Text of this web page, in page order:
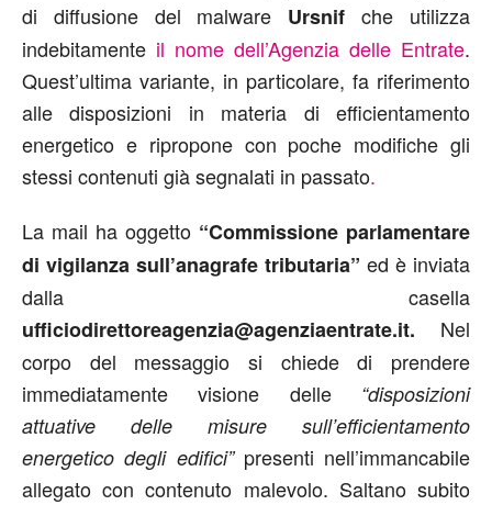
di diffusione del malware Ursnif che utilizza
indebitamente il nome dell’Agenzia delle Entrate.
Quest’ultima variante, in particolare, fa riferimento
alle disposizioni in materia di efficientamento
energetico e ripropone con poche modifiche gli
stessi contenuti già segnalati in passato.
La mail ha oggetto “Commissione parlamentare
di vigilanza sull’anagrafe tributaria” ed è inviata
dalla casella
ufficiodirettoreagenzia@agenziaentrate.it. Nel
corpo del messaggio si chiede di prendere
immediatamente visione delle “disposizioni
attuative delle misure sull’efficientamento
energetico degli edifici”presenti nell’immancabile
allegato con contenuto malevolo. Saltano subito